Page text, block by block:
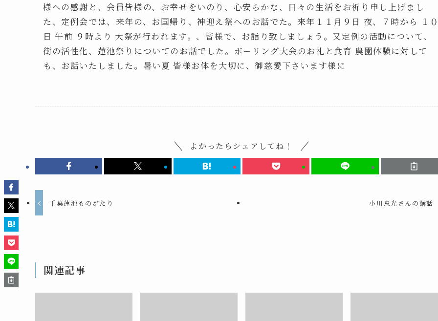
様への感謝と、会員皆様の、お幸せをいのり、心安らかな、日々の生活をお祈り申し上げまし
た、定例会では、来年の、お国帰り、神迎え祭へのお話でた。来年１１月９日 夜、７時から １
日 午前 ９時より 大祭が行われます。、皆様で、お詣り致しましょう。又定例の活動について、
街の活性化、蓮池祭りについてのお話でした。ボーリング大会のお礼と食育 農園体験に対して
も、お話いたしました。暑い夏 皆様お体を大切に、御慈愛下さいます様に
よかったらシェアしてね！
千葉蓮池ものがたり 小川恵光さんの講話
関連記事